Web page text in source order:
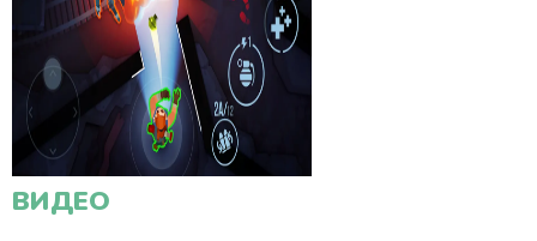
ВИДЕО